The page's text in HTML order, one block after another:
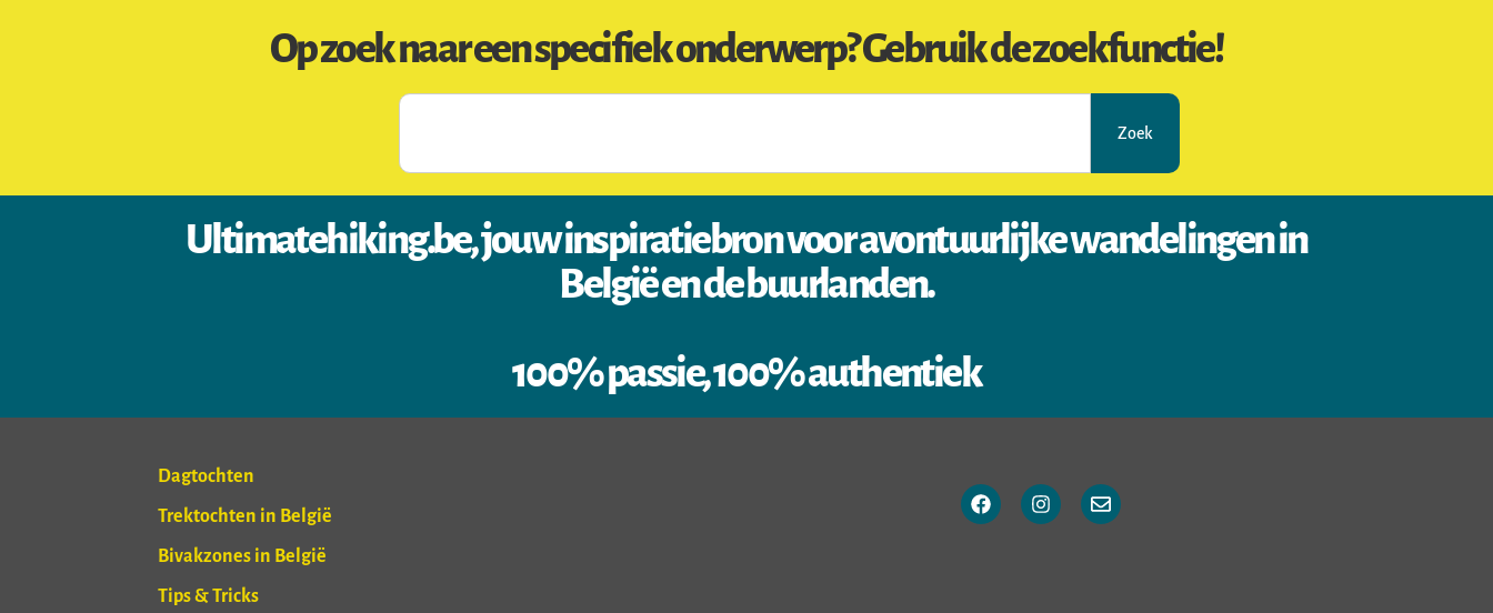
Op zoek naar een specifiek onderwerp? Gebruik de zoekfunctie!
Zoek
Ultimatehiking.be, jouw inspiratiebron voor avontuurlijke wandelingen in
België en de buurlanden.
100% passie, 100% authentiek
Dagtochten
Trektochten in België
Bivakzones in België
Tips & Tricks